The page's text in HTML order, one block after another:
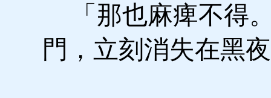
「那也麻痺不得
門，立刻消失在黑